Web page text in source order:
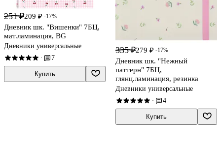
251 ₽209 ₽ -17%
Дневник шк. "Вишенки" 7БЦ,
мат.ламинация, BG
Дневники универсальные
· 7
Купить
335 ₽279 ₽ -17%
Дневник шк. "Нежный
паттерн" 7БЦ,
глянц.ламинация, резинка
Дневники универсальные
· 4
Купить